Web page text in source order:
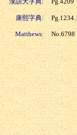
康熙字典:
Matthews: No.6798